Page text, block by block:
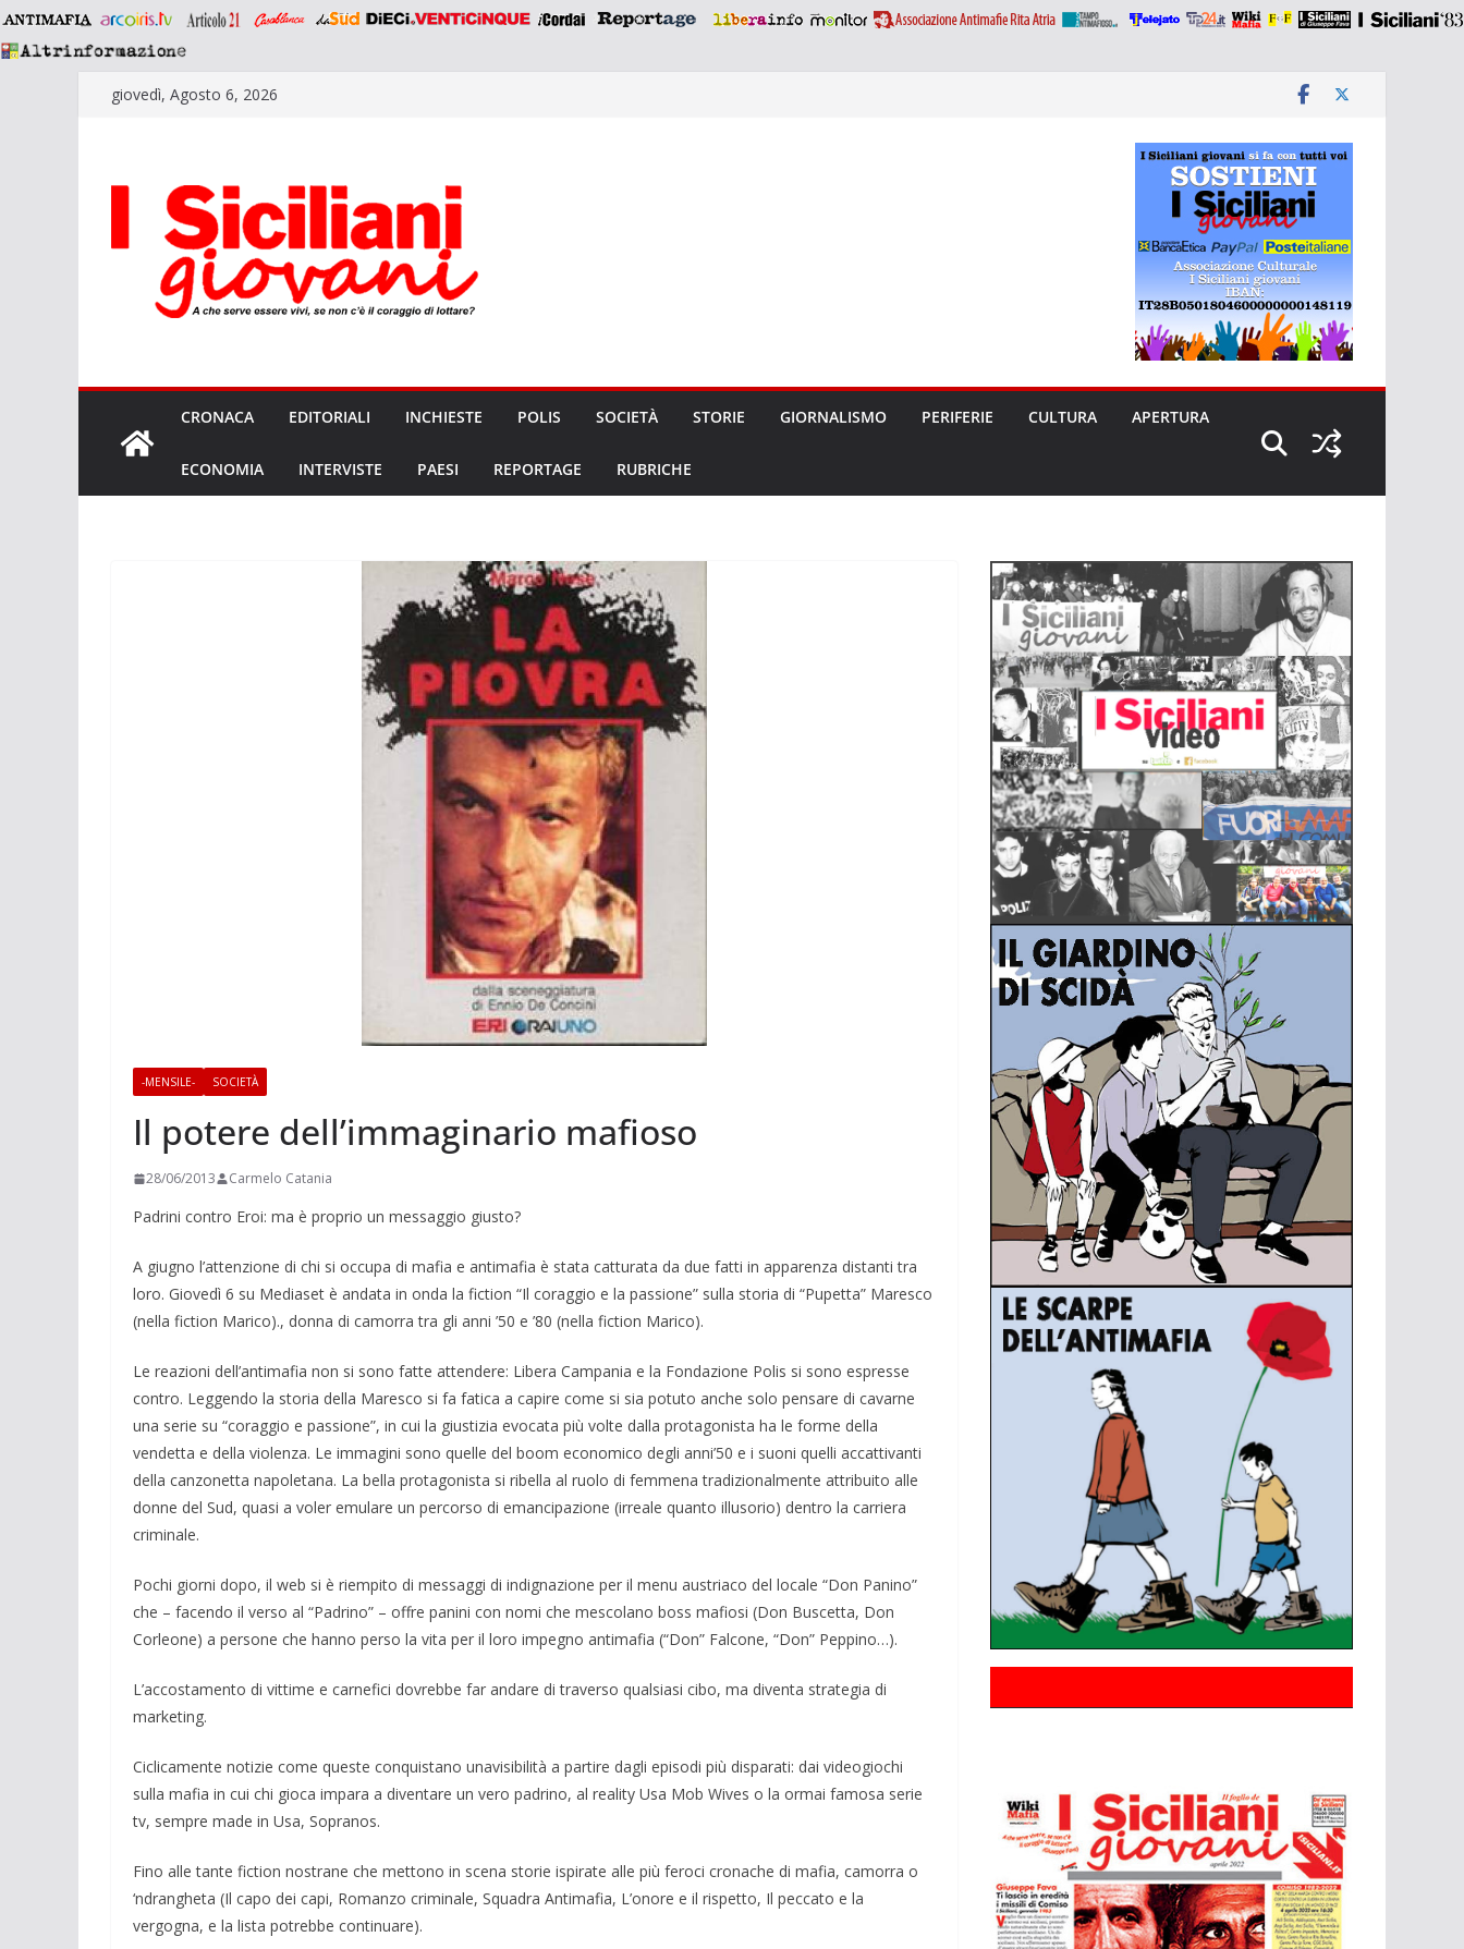
Saltagiovedì, Agosto 6, 2026
CRONACA EDITORIALI INCHIESTE POLIS SOCIETÀ STORIE GIORNALISMO PERIFERIE CULTURA APERTURA
ECONOMIA INTERVISTE PAESI REPORTAGE RUBRICHE
-MENSILE- SOCIETÀ
Il potere dell’immaginario mafioso
28/06/2013 Carmelo Catania
Padrini contro Eroi: ma è proprio un mes­saggio giusto?
A giugno l’attenzione di chi si occupa di mafia e antimafia è stata catturata da due fatti in apparenza distanti tra
loro. Giovedì 6 su Mediaset è andata in onda la fiction “Il coraggio e la passio­ne” sulla storia di “Pupetta” Maresco
(nella fiction Marico)., donna di camor­ra tra gli anni ’50 e ’80 (nella fiction Marico).
Le reazioni dell’antimafia non si sono fatte attendere: Libera Campania e la Fon­dazione Polis si sono espresse
contro. Leggendo la storia della Maresco si fa fa­tica a capire come si sia potuto anche solo pensare di cavarne
una serie su “coraggio e passione”, in cui la giustizia evocata più volte dalla protagonista ha le forme della
vendetta e della violenza. Le immagini sono quelle del boom economico degli anni’50 e i suoni quelli accattivanti
della canzonetta napoletana. La bella protago­nista si ribella al ruolo di femmena tradi­zionalmente attribuito alle
donne del Sud, quasi a voler emulare un percorso di emancipazione (irreale quanto illusorio) dentro la carriera
crimi­nale.
Pochi giorni dopo, il web si è riempito di messaggi di indignazione per il menu austriaco del locale “Don Panino”
che – facendo il verso al “Padrino” – offre pani­ni con nomi che mescolano boss ma­fiosi (Don Buscetta, Don
Corleone) a per­sone che hanno perso la vita per il loro impe­gno antimafia (“Don” Falcone, “Don” Peppino…).
L’accostamento di vit­time e carnefici dovrebbe far andare di traverso qualsiasi cibo, ma diventa strategia di
marke­ting.
Ciclicamente notizie come queste con­quistano unavisibilità a partire dagli epi­sodi più disparati: dai videogiochi
sulla mafia in cui chi gioca impara a diventare un vero padrino, al reality Usa Mob Wi­ves o la ormai famosa serie
tv, sempre made in Usa, Sopranos.
Fino alle tante fiction nostrane che met­tono in scena sto­rie ispirate alle più feroci cronache di ma­fia, camorra o
‘ndrangheta (Il capo dei capi, Romanzo criminale, Squadra Anti­mafia, L’onore e il rispetto, Il peccato e la
vergogna, e la lista potreb­be continua­re).